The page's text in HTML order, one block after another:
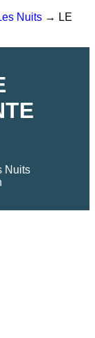
Nuits → LE
Nuits